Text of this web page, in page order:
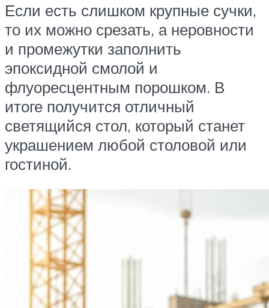
Если есть слишком крупные сучки,
то их можно срезать, а неровности
и промежутки заполнить
эпоксидной смолой и
флуоресцентным порошком. В
итоге получится отличный
светящийся стол, который станет
украшением любой столовой или
гостиной.